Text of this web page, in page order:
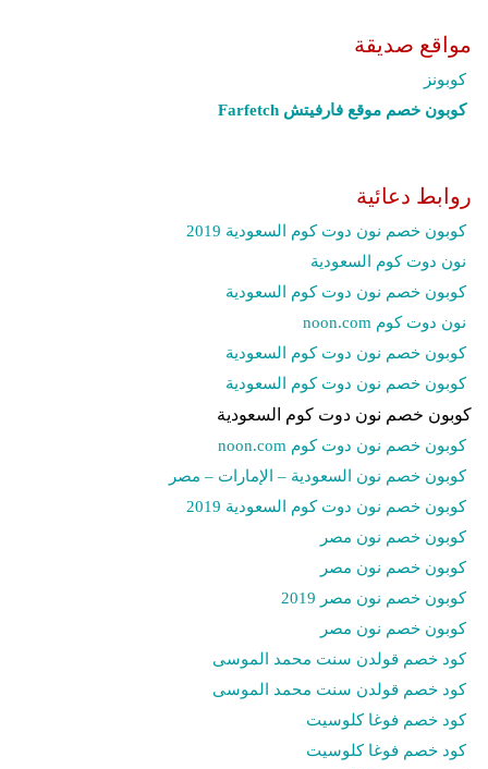
مواقع صديقة
كوبونز
كوبون خصم موقع فارفيتش Farfetch‎
روابط دعائية
كوبون خصم نون دوت كوم السعودية 2019
نون دوت كوم السعودية
كوبون خصم نون دوت كوم السعودية
نون دوت كوم noon.com
كوبون خصم نون دوت كوم السعودية
كوبون خصم نون دوت كوم السعودية
كوبون خصم نون دوت كوم السعودية
كوبون خصم نون دوت كوم noon.com
كوبون خصم نون السعودية – الإمارات – مصر
كوبون خصم نون دوت كوم السعودية 2019
كوبون خصم نون مصر
كوبون خصم نون مصر
كوبون خصم نون مصر 2019
كوبون خصم نون مصر
كود خصم قولدن سنت محمد الموسى
كود خصم قولدن سنت محمد الموسى
كود خصم فوغا كلوسيت
كود خصم فوغا كلوسيت